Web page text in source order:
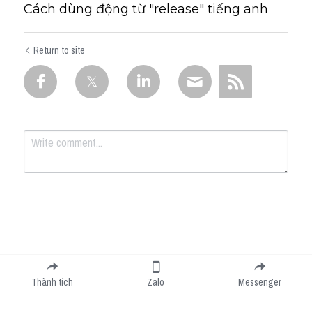
Cách dùng động từ "release" tiếng anh
Return to site
Submit
Thành tích Zalo Messenger